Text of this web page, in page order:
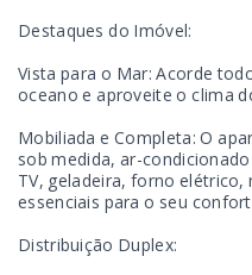
Destaques do Imóvel:
Vista para o Mar: Acorde
oceano e aproveite o clima
Mobiliada e Completa: O
sob medida, ar-
TV, geladeira, forno
essenciais para o seu
Distribuição Duplex: